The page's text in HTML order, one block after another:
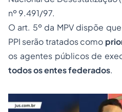
nº 9.491/97.
O art. 5º da MPV dispõe
PPI serão tratados como
os agentes públicos de
todos os entes federados.